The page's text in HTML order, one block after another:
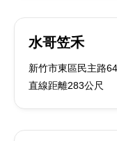
水哥笠禾
新竹市東區民主路
直線距離283公尺